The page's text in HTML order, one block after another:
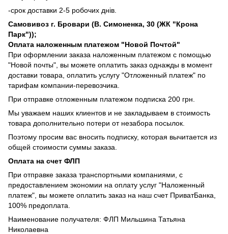
-срок доставки 2-5 робочих днів.
Самовивоз г. Бровари (В. Симоненка, 30 (ЖК "Крона
Парк"));
Оплата наложенным платежом "Новой Почтой"
При оформлении заказа наложенным платежом с помощью
"Новой почты", вы можете оплатить заказ однажды в момент
доставки товара, оплатить услугу "Отложенный платеж" по
тарифам компании-перевозчика.
При отправке отложенным платежом подписка 200 грн.
Мы уважаем наших клиентов и не закладываем в стоимость
товара дополнительно потери от незабора посылок.
Поэтому просим вас вносить подписку, которая вычитается из
общей стоимости суммы заказа.
Оплата на счет ФЛП
При отправке заказа транспортными компаниями, с
предоставлением экономии на оплату услуг "Наложенный
платеж", вы можете оплатить заказ на наш счет ПриватБанка,
100% предоплата.
Наименование получателя: ФЛП Мильшина Татьяна
Николаевна